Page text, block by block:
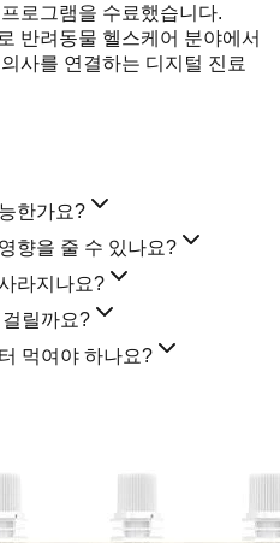
로그램을 수료했습니다.
반려동물 헬스케어 분야에서
사를 연결하는 디지털 진료
한가요?
향을 줄 수 있나요?
라지나요?
릴까요?
먹여야 하나요?